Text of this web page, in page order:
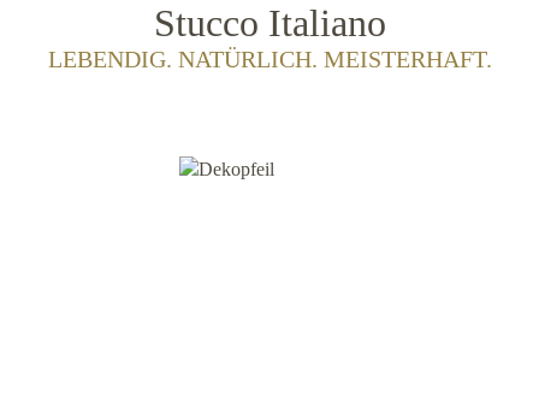
Stucco Italiano
LEBENDIG. NATÜRLICH. MEISTERHAFT.